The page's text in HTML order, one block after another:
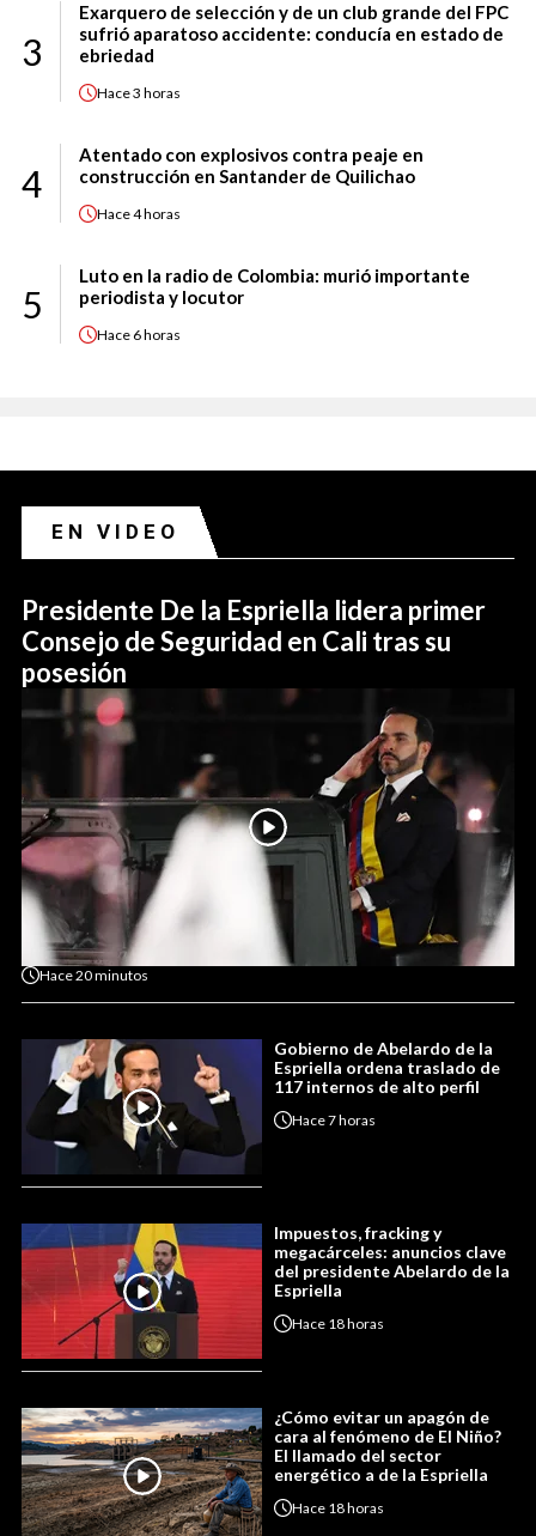
3
Exarquero de selección y de un club grande del FPC
sufrió aparatoso accidente: conducía en estado de
ebriedad
Hace3 horas
4
Atentado con explosivos contra peaje en
construcción en Santander de Quilichao
Hace4 horas
5
Luto en la radio de Colombia: murió importante
periodista y locutor
Hace 6 horas
EN VIDEO
Presidente De la Espriella lidera primer
Consejo de Seguridad en Cali tras su
posesión
Hace20 minutos
Gobierno de Abelardo de la
Espriella ordena traslado de
117 internos de alto perfil
Hace7 horas
Impuestos, fracking y
megacárceles: anuncios clave
del presidente Abelardo de la
Espriella
Hace 18 horas
¿Cómo evitar un apagón de
cara al fenómeno de El Niño?
El llamado del sector
energético a de la Espriella
Hace 18 horas